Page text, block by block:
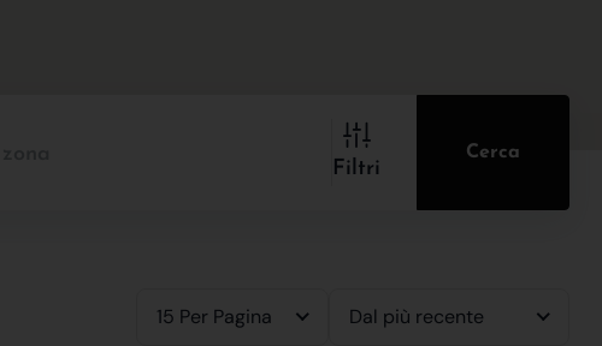
Filtri
Cerca
15 Per Pagina Dal più recente